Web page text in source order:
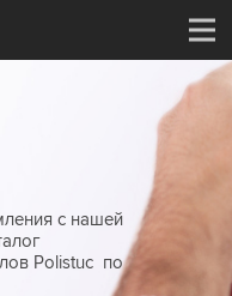
с нашей
Polistuc по